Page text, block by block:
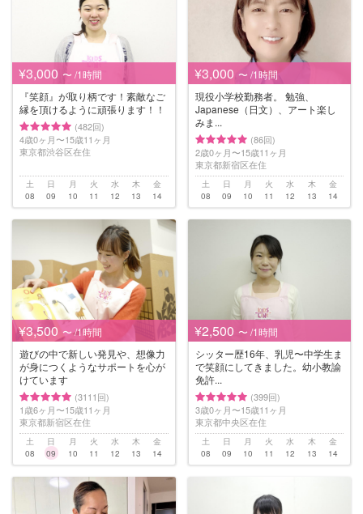
¥3,000 〜 /1時間
『笑顔』が取り柄です！素敵なご
縁を頂けるように頑張ります！！
(482回)
4歳0ヶ月〜15歳11ヶ月
東京都渋谷区在住
土
08
日
09
月
10
火
11
水
12
木
13
金
14
¥3,000 〜 /1時間
現役小学校勤務者。 勉強、
Japanese（日文）、アート楽し
みま...
(86回)
2歳0ヶ月〜15歳11ヶ月
東京都新宿区在住
土
08
日
09
月
10
火
11
水
12
木
13
金
14
¥3,500 〜 /1時間
遊びの中で新しい発見や、想像力
が身につくようなサポートを心が
けています
(3111回)
1歳6ヶ月〜15歳11ヶ月
東京都新宿区在住
土
08
日
09
月
10
火
11
水
12
木
13
金
14
¥2,500 〜 /1時間
シッター歴16年、乳児〜中学生ま
で笑顔にしてきました。幼小教諭
免許...
(399回)
3歳0ヶ月〜15歳11ヶ月
東京都中央区在住
土
08
日
09
月
10
火
11
水
12
木
13
金
14